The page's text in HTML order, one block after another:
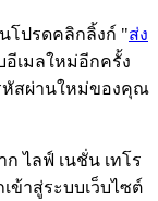
โปรดคลิกลิ้งก์ "ส่ง
เมลใหม่อีกครั้ง
หัสผ่านใหม่ของคุณ
ไลฟ์ เนชั่น เทโร
ข้าสู่ระบบเว็บไซต์